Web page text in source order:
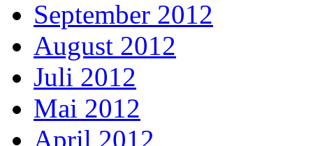
September 2012
August 2012
Juli 2012
Mai 2012
April 2012